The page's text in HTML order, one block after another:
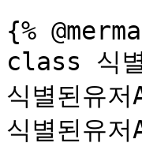
{%
class 식
식별된유
식별된유